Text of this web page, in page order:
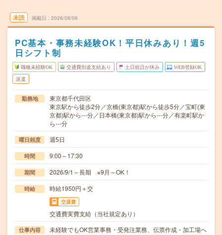
未読 掲載日 2026/08/06
PC基本・事務未経験OK！平日休みあり！週5
日シフト制
職種未経験OK 交通費別途支給あり 土日祝日が休み WEB登録OK
派遣
勤務地
東京都千代田区
東京駅から徒歩2分／京橋(東京都)駅から徒歩5分／宝町(東
京都)駅から---分／日本橋(東京都)駅から---分／有楽町駅か
ら---分
曜日頻度 週5日
時間 9:00～17:30
期間 2026/9/1～長期 ※9月～OK！
時給 時給1950円＋交
交通費
交通費実費支給（当社規定あり）
仕事内容
未経験でもOK営業事務・受発注業務、伝票作成・加工場へ